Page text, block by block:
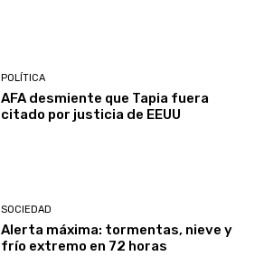
POLÍTICA
AFA desmiente que Tapia fuera
citado por justicia de EEUU
SOCIEDAD
Alerta máxima: tormentas, nieve y
frío extremo en 72 horas